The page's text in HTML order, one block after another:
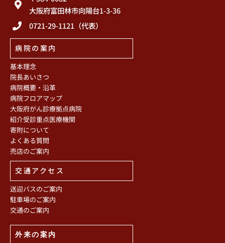
大阪府富田林市向陽台1-3-36
0721-29-1121（代表）
病院の案内
基本理念
院長あいさつ
病院概要・沿革
病院フロアマップ
大阪府がん診療拠点病院
紹介受診重点医療機関
寄附について
よくある質問
売店のご案内
交通アクセス
送迎バスのご案内
駐車場のご案内
交通のご案内
外来の案内